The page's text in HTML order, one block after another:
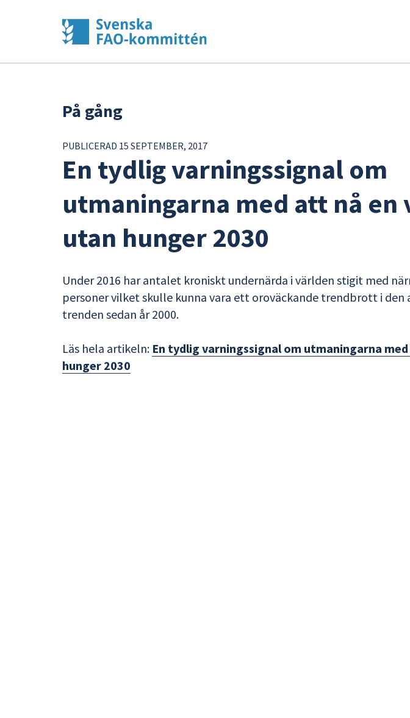
På gång
PUBLICERAD 15 SEPTEMBER, 2017
En tydlig varningssignal om
utmaningarna med att nå en
utan hunger 2030
Under 2016 har antalet kroniskt undernärda i världen stigit med
personer vilket skulle kunna vara ett oroväckande trendbrott i den
trenden sedan år 2000.
Läs hela artikeln: En tydlig varningssignal om utmaningarna
hunger 2030